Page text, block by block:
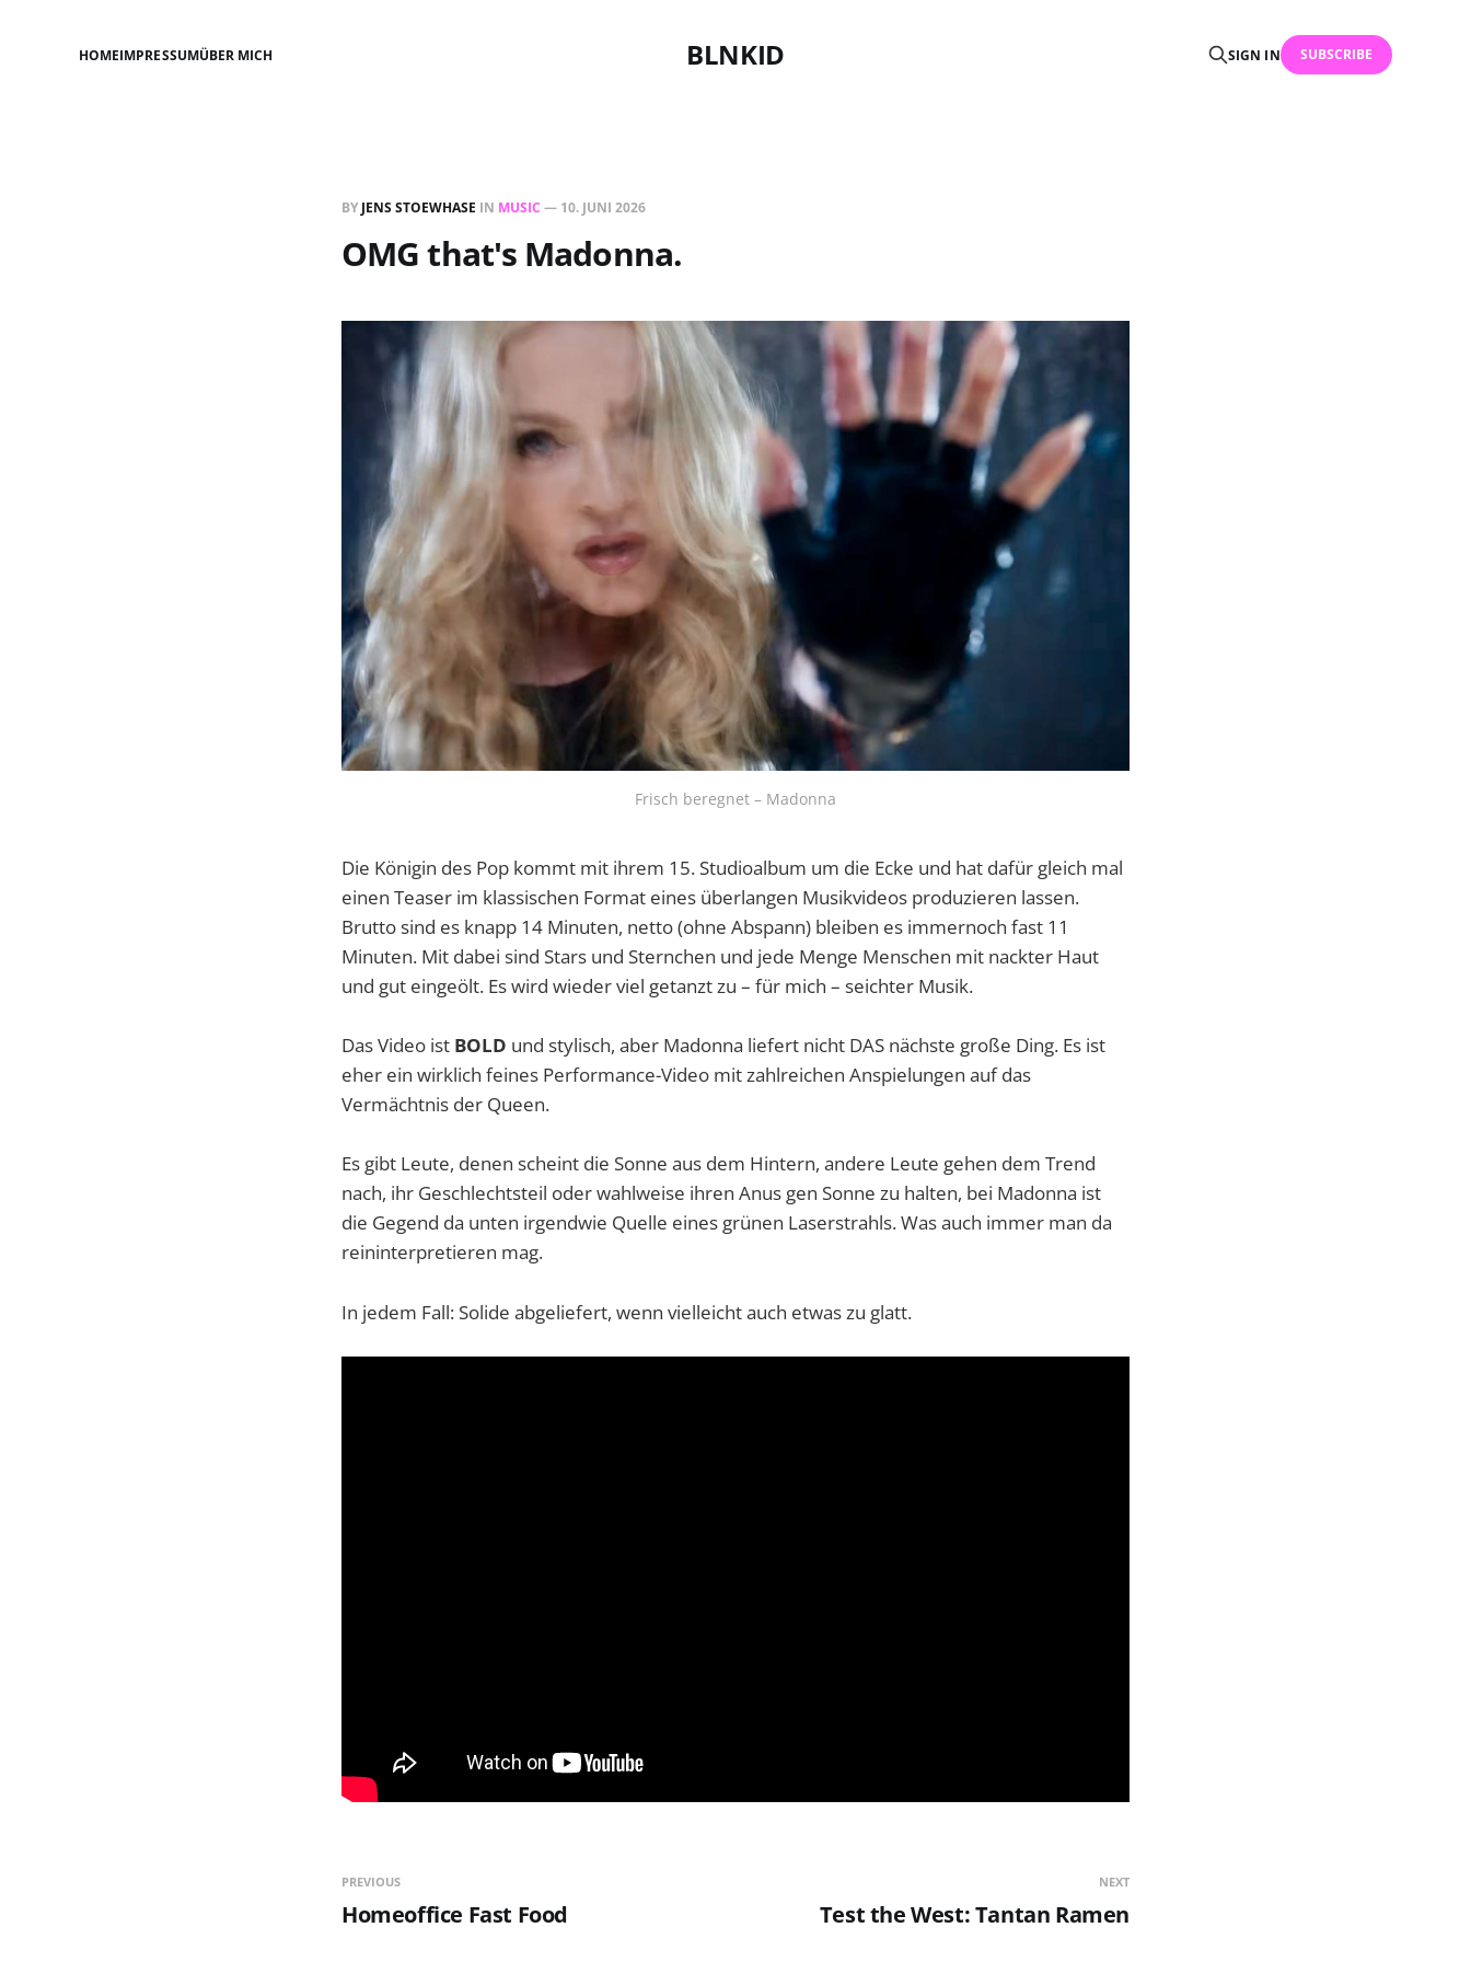
BLNKID
HOMEIMPRESSUMÜBER MICH SIGN IN SUBSCRIBE
BY JENS STOEWHASE IN MUSIC — 10. JUNI 2026
OMG that's Madonna.
Frisch beregnet – Madonna
Die Königin des Pop kommt mit ihrem 15. Studioalbum um die Ecke und hat dafür gleich mal
einen Teaser im klassischen Format eines überlangen Musikvideos produzieren lassen.
Brutto sind es knapp 14 Minuten, netto (ohne Abspann) bleiben es immernoch fast 11
Minuten. Mit dabei sind Stars und Sternchen und jede Menge Menschen mit nackter Haut
und gut eingeölt. Es wird wieder viel getanzt zu – für mich – seichter Musik.
Das Video ist BOLD und stylisch, aber Madonna liefert nicht DAS nächste große Ding. Es ist
eher ein wirklich feines Performance-Video mit zahlreichen Anspielungen auf das
Vermächtnis der Queen.
Es gibt Leute, denen scheint die Sonne aus dem Hintern, andere Leute gehen dem Trend
nach, ihr Geschlechtsteil oder wahlweise ihren Anus gen Sonne zu halten, bei Madonna ist
die Gegend da unten irgendwie Quelle eines grünen Laserstrahls. Was auch immer man da
reininterpretieren mag.
In jedem Fall: Solide abgeliefert, wenn vielleicht auch etwas zu glatt.
PREVIOUS
Homeoffice Fast Food
NEXT
Test the West: Tantan Ramen